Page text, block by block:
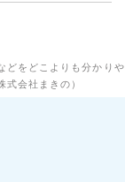
どをどこよりも分かりや
会社まきの）